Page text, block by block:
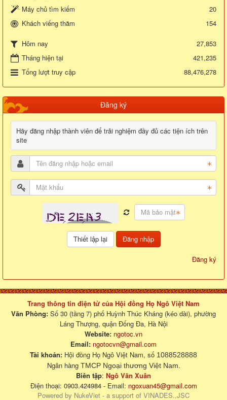
Máy chủ tìm kiếm
20
Khách viếng thăm
154
Hôm nay
27,853
Tháng hiện tại
421,235
Tổng lượt truy cập
88,476,278
Đăng ký
Hãy đăng nhập thành viên để trải nghiệm đầy đủ các tiện ích trên
site
Đăng nhập
Đăng ký
Trang thông tin điện tử của Hội đồng Họ Ngô Việt Nam
Văn Phòng: Số 30 (tầng 7) phố Huỳnh Thúc Kháng (kéo dài), phường
Láng Thượng, quận Đống Đa, Hà Nội
Website: ngotoc.vn
Email: ngotocvn@gmail.com
Tài khoản: Hội đồng Họ Ngô Việt Nam, số 1088528888
Ngân hàng TMCP Ngoại thương Việt Nam.
Biên tập: Ngô Văn Xuân
Điện thoại: 0903.424984 - Email: ngoxuan45@gmail.com
Powered by NukeViet - a support of VINADES.,JSC